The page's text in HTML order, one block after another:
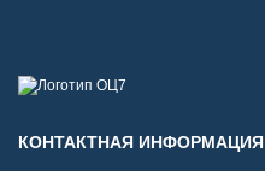
КОНТАКТНАЯ ИНФОРМАЦИЯ